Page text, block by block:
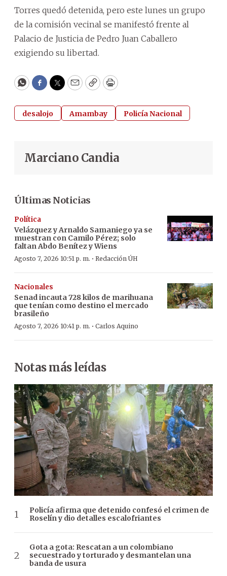
Torres quedó detenida, pero este lunes un grupo
de la comisión vecinal se manifestó frente al
Palacio de Justicia de Pedro Juan Caballero
exigiendo su libertad.
WhatsApp
Facebook
Twitter
EmailCopyPrint
desalojo Amambay Policía Nacional
Marciano Candia
Últimas Noticias
Política
Velázquez y Arnaldo Samaniego ya se
muestran con Camilo Pérez; solo
faltan Abdo Benítez y Wiens
Agosto 7, 2026 10:51 p. m. · Redacción ÚH
Nacionales
Senad incauta 728 kilos de marihuana
que tenían como destino el mercado
brasileño
Agosto 7, 2026 10:41 p. m. · Carlos Aquino
Notas más leídas
Policía afirma que detenido confesó el crimen de
Roselín y dio detalles escalofriantes
Gota a gota: Rescatan a un colombiano
secuestrado y torturado y desmantelan una
banda de usura